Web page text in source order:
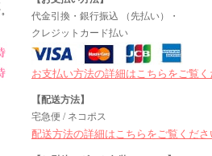
代金引換・銀行振込 （先払い）・
クレジットカード払い
お支払い方法の詳細はこちらをご覧
【配送方法】
宅急便 / ネコポス
配送方法の詳細はこちらをご覧くださ